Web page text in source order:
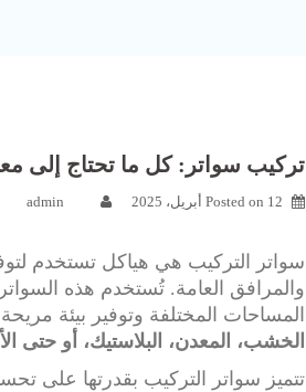
تركيب سواتر: كل ما تحتاج إلى
Posted on 12 أبريل، 2025 admin
سواتر التركيب هي هياكل تستخدم
والمرافق العامة. تُستخدم هذه
المساحات المختلفة وتوفير بيئة
الخشب، المعدن، البلاستيك، أو حتى
تتميز سواتر التركيب بقدرتها على